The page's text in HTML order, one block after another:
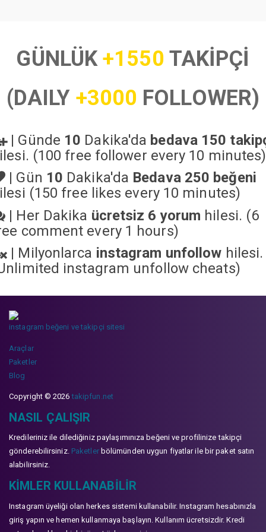
GÜNLÜK+1550 TAKİPÇİ
(DAILY +3000 FOLLOWER)
| Günde 10 Dakika'da bedava 150
(100 free follower every 10 minutes)
| Gün 10 Dakika'da Bedava 250 beğeni
(150 free likes every 10 minutes)
| Her Dakika ücretsiz 6 yorum hilesi. (6
comment every 1 hours)
| Milyonlarca instagram unfollow hilesi.
instagram unfollow cheats)
instagram beğeni ve takipçi sitesi
Araçlar
Paketler
Blog
Copyright © 2026takipfun.net
NASIL ÇALIŞIR
Kredileriniz ile dilediğiniz paylaşımınıza beğeni ve profilinize takipçi
gönderebilirsiniz. Paketlerbölümünden uygun fiyatlar ile bir paket satın
alabilirsiniz.
KIMLER KULLANABILIR
Instagram üyeliği olan herkes sistemi kullanabilir. Instagram hesabınızla
giriş yapın ve hemen kullanmaya başlayın. Kullanım ücretsizdir. Kredi